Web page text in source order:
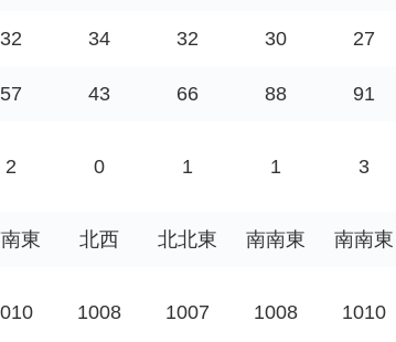
32 34 32 30 27
57 43 66 88 91
2 0 1 1 3
東 北西 北北東 南南東 南南東
1008 1007 1008 1010